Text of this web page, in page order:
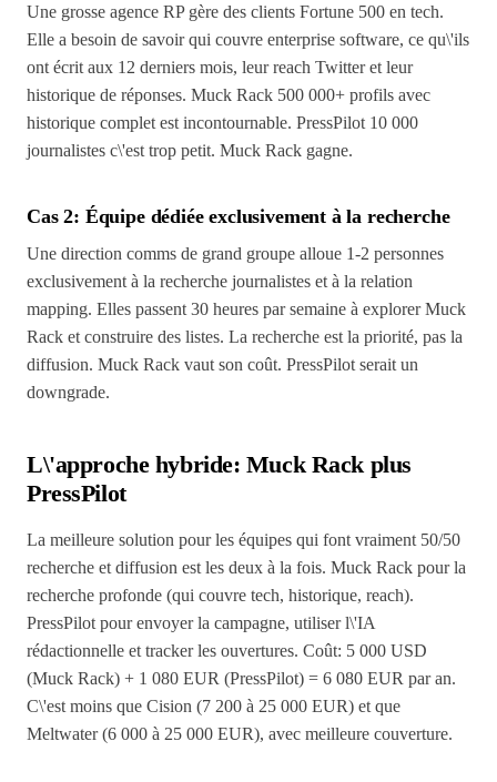
Une grosse agence RP gère des clients Fortune 500 en tech.
Elle a besoin de savoir qui couvre enterprise software, ce qu\'ils
ont écrit aux 12 derniers mois, leur reach Twitter et leur
historique de réponses. Muck Rack 500 000+ profils avec
historique complet est incontournable. PressPilot 10 000
journalistes c\'est trop petit. Muck Rack gagne.
Cas 2: Équipe dédiée exclusivement à la recherche
Une direction comms de grand groupe alloue 1-2 personnes
exclusivement à la recherche journalistes et à la relation
mapping. Elles passent 30 heures par semaine à explorer Muck
Rack et construire des listes. La recherche est la priorité, pas la
diffusion. Muck Rack vaut son coût. PressPilot serait un
downgrade.
L\'approche hybride: Muck Rack plus
PressPilot
La meilleure solution pour les équipes qui font vraiment 50/50
recherche et diffusion est les deux à la fois. Muck Rack pour la
recherche profonde (qui couvre tech, historique, reach).
PressPilot pour envoyer la campagne, utiliser l\'IA
rédactionnelle et tracker les ouvertures. Coût: 5 000 USD
(Muck Rack) + 1 080 EUR (PressPilot) = 6 080 EUR par an.
C\'est moins que Cision (7 200 à 25 000 EUR) et que
Meltwater (6 000 à 25 000 EUR), avec meilleure couverture.